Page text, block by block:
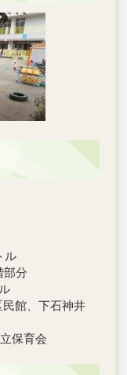
分
館、下石神井
保育会